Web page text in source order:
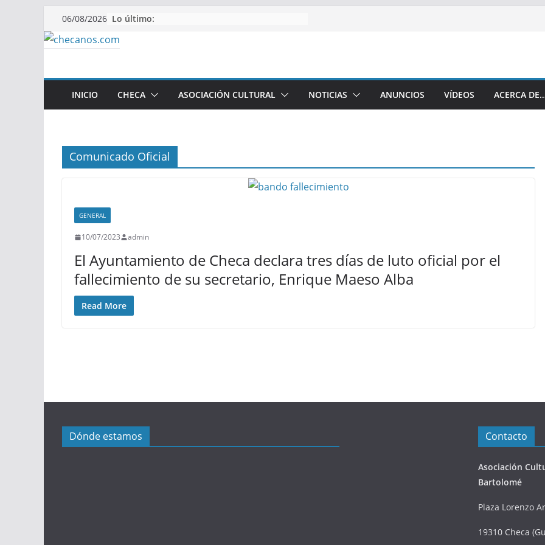
Saltar
al
contenido
06/08/2026 Lo último:
INICIO CHECA ASOCIACIÓN CULTURAL NOTICIAS ANUNCIOS VÍDEOS ACERCA
Comunicado Oficial
GENERAL
10/07/2023 admin
El Ayuntamiento de Checa declara tres días de luto oficial por el
fallecimiento de su secretario, Enrique Maeso Alba
Read More
Dónde estamos Contacto
Asociación
Bartolomé
Plaza Lorenzo
19310 Checa